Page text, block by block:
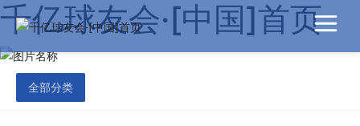
千亿球友会·[中国]首页
全部分类